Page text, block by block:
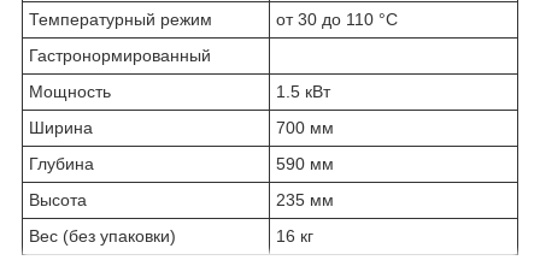
Температурный режим
от 30 до 110 °C
Гастронормированный
Мощность
1.5 кВт
Ширина
700 мм
Глубина
590 мм
Высота
235 мм
Вес (без упаковки)
16 кг